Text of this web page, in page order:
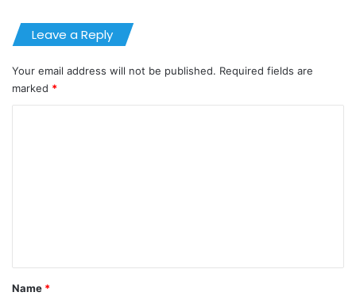
Leave a Reply
Your email address will not be published. Required fields are
marked *
*
Name *